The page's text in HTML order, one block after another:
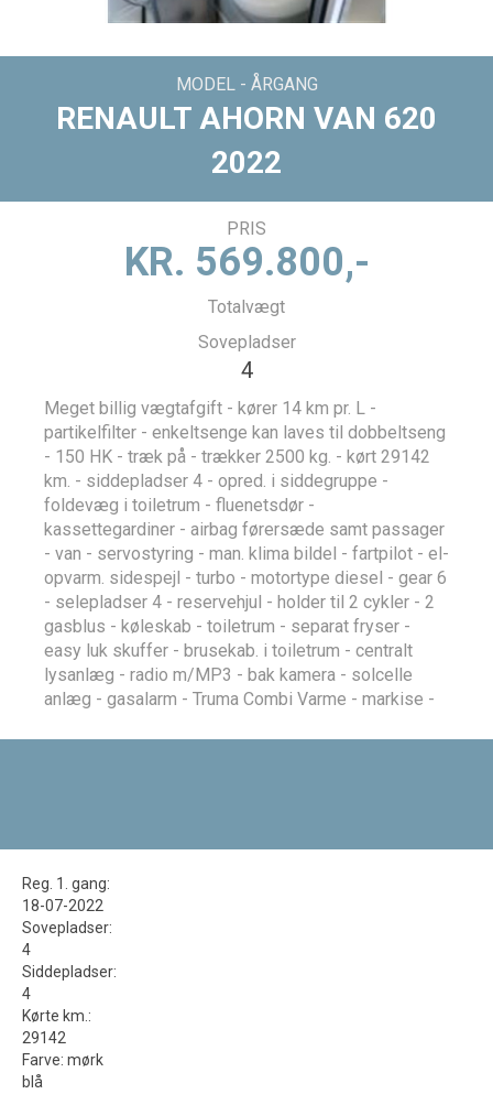
MODEL - ÅRGANG
RENAULT AHORN VAN 620
2022
PRIS
KR. 569.800,-
Totalvægt
Sovepladser
4
Meget billig vægtafgift - kører 14 km pr. L -
partikelfilter - enkeltsenge kan laves til dobbeltseng
- 150 HK - træk på - trækker 2500 kg. - kørt 29142
km. - siddepladser 4 - opred. i siddegruppe -
foldevæg i toiletrum - fluenetsdør -
kassettegardiner - airbag førersæde samt passager
- van - servostyring - man. klima bildel - fartpilot - el-
opvarm. sidespejl - turbo - motortype diesel - gear 6
- selepladser 4 - reservehjul - holder til 2 cykler - 2
gasblus - køleskab - toiletrum - separat fryser -
easy luk skuffer - brusekab. i toiletrum - centralt
lysanlæg - radio m/MP3 - bak kamera - solcelle
anlæg - gasalarm - Truma Combi Varme - markise -
Reg. 1. gang:
18-07-2022
Sovepladser:
4
Siddepladser:
4
Kørte km.:
29142
Farve: mørk
blå